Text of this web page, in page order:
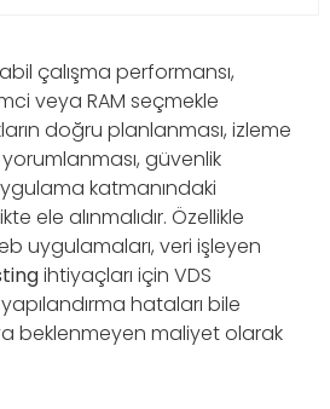
çalışma performansı,
veya RAM seçmekle
doğru planlanması, izleme
güvenlik
katmanındaki
ele alınmalıdır. Özellikle
uygulamaları, veri işleyen
ihtiyaçları için VDS
hataları bile
beklenmeyen maliyet olarak